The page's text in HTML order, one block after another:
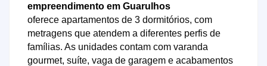
empreendimento em Guarulhos
oferece apartamentos de 3 dormitórios, com
metragens que atendem a diferentes perfis de
famílias. As unidades contam com varanda
gourmet, suíte, vaga de garagem e acabamentos